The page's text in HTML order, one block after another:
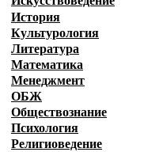
История
Культурология
Литература
Математика
Менеджмент
ОБЖ
Обществознание
Психология
Религиоведение